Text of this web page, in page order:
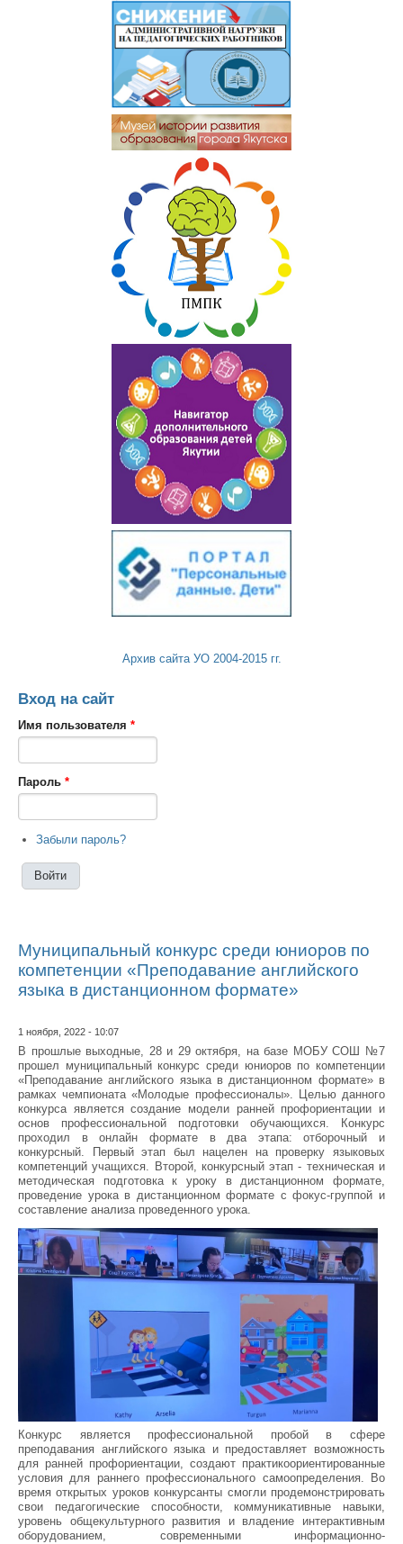
Архив сайта УО 2004-2015 гг.
Вход на сайт
Имя пользователя *
Пароль *
Забыли пароль?
Муниципальный конкурс среди юниоров по
компетенции «Преподавание английского
языка в дистанционном формате»
1 ноября, 2022 - 10:07
В прошлые выходные, 28 и 29 октября, на базе МОБУ СОШ №7
прошел муниципальный конкурс среди юниоров по компетенции
«Преподавание английского языка в дистанционном формате» в
рамках чемпионата «Молодые профессионалы». Целью данного
конкурса является создание модели ранней профориентации и
основ профессиональной подготовки обучающихся. Конкурс
проходил в онлайн формате в два этапа: отборочный и
конкурсный. Первый этап был нацелен на проверку языковых
компетенций учащихся. Второй, конкурсный этап - техническая и
методическая подготовка к уроку в дистанционном формате,
проведение урока в дистанционном формате с фокус-группой и
составление анализа проведенного урока.
Конкурс является профессиональной пробой в сфере
преподавания английского языка и предоставляет возможность
для ранней профориентации, создают практикоориентированные
условия для раннего профессионального самоопределения. Во
время открытых уроков конкурсанты смогли продемонстрировать
свои педагогические способности, коммуникативные навыки,
уровень общекультурного развития и владение интерактивным
оборудованием, современными информационно-